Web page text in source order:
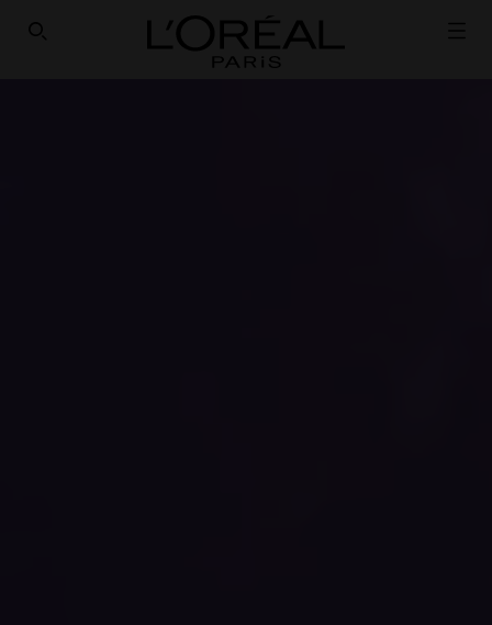
Loreal Paris homepage
SEARCH THIS SITE